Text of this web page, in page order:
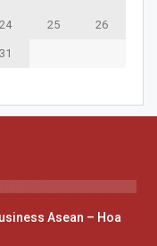
24 25 26
31
Asean – Hoa